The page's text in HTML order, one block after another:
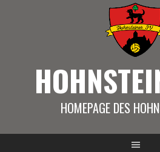
HOMEPAGE DES